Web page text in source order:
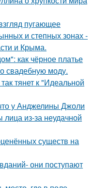
пугающее
и степных зонах -
и Крыма.
как чёрное платье
свадебную моду.
тянет к "Идеальной
у Анджелины Джоли
из-за неудачной
существ на
они поступают